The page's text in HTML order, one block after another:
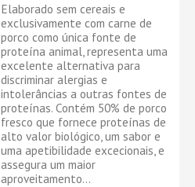
Elaborado sem cereais e
exclusivamente com carne de
porco como única fonte de
proteína animal, representa uma
excelente alternativa para
discriminar alergias e
intolerâncias a outras fontes de
proteínas. Contém 50% de porco
fresco que fornece proteínas de
alto valor biológico, um sabor e
uma apetibilidade excecionais, e
assegura um maior
aproveitamento...